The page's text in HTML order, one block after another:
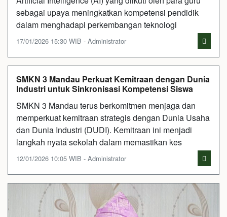
sebagai upaya meningkatkan kompetensi pendidik
dalam menghadapi perkembangan teknologi
17/01/2026 15:30 WIB - Administrator
SMKN 3 Mandau Perkuat Kemitraan dengan Dunia
Industri untuk Sinkronisasi Kompetensi Siswa
SMKN 3 Mandau terus berkomitmen menjaga dan
memperkuat kemitraan strategis dengan Dunia Usaha
dan Dunia Industri (DUDI). Kemitraan ini menjadi
langkah nyata sekolah dalam memastikan kes
12/01/2026 10:05 WIB - Administrator